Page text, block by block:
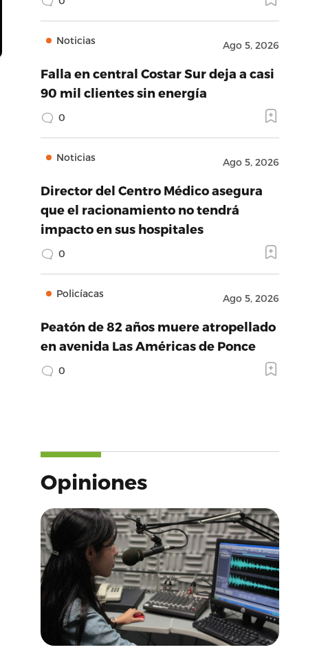
Noticias Ago 5, 2026
Falla en central Costar Sur deja a casi
90 mil clientes sin energía
0
Noticias Ago 5, 2026
Director del Centro Médico asegura
que el racionamiento no tendrá
impacto en sus hospitales
0
Policíacas Ago 5, 2026
Peatón de 82 años muere atropellado
en avenida Las Américas de Ponce
0
Opiniones